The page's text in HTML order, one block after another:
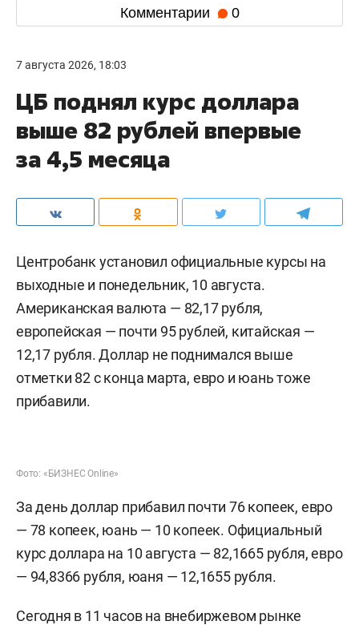
Комментарии 0
7 августа 2026, 18:03
ЦБ поднял курс доллара
выше 82 рублей впервые
за 4,5 месяца
Центробанк установил официальные курсы на
выходные и понедельник, 10 августа.
Американская валюта — 82,17 рубля,
европейская — почти 95 рублей, китайская —
12,17 рубля. Доллар не поднимался выше
отметки 82 с конца марта, евро и юань тоже
прибавили.
Фото: «БИЗНЕС Online»
За день доллар прибавил почти 76 копеек, евро
— 78 копеек, юань — 10 копеек. Официальный
курс доллара на 10 августа — 82,1665 рубля, евро
— 94,8366 рубля, юаня — 12,1655 рубля.
Сегодня в 11 часов на внебиржевом рынке